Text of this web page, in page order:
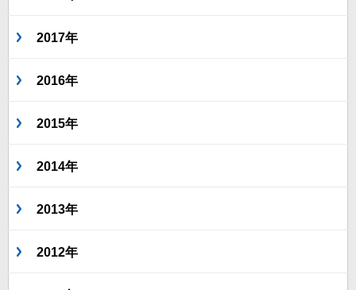
2017年
2016年
2015年
2014年
2013年
2012年